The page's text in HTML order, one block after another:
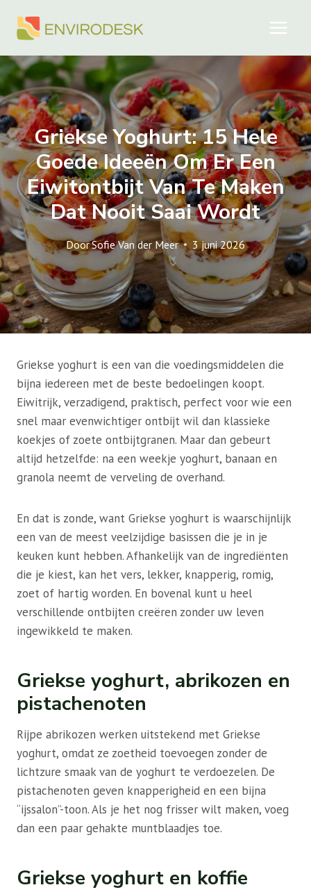
naar
Griekse Yoghurt: 15 Hele
Goede Ideeën Om Er Een
Eiwitontbijt Van Te Maken
Dat Nooit Saai Wordt
DoorSofie Van der Meer 3 juni 2026
Griekse yoghurt is een van die voedingsmiddelen die
bijna iedereen met de beste bedoelingen koopt.
Eiwitrijk, verzadigend, praktisch, perfect voor wie een
snel maar evenwichtiger ontbijt wil dan klassieke
koekjes of zoete ontbijtgranen. Maar dan gebeurt
altijd hetzelfde: na een weekje yoghurt, banaan en
granola neemt de verveling de overhand.
En dat is zonde, want Griekse yoghurt is waarschijnlijk
een van de meest veelzijdige basissen die je in je
keuken kunt hebben. Afhankelijk van de ingrediënten
die je kiest, kan het vers, lekker, knapperig, romig,
zoet of hartig worden. En bovenal kunt u heel
verschillende ontbijten creëren zonder uw leven
ingewikkeld te maken.
Griekse yoghurt, abrikozen en
pistachenoten
Rijpe abrikozen werken uitstekend met Griekse
yoghurt, omdat ze zoetheid toevoegen zonder de
lichtzure smaak van de yoghurt te verdoezelen. De
pistachenoten geven knapperigheid en een bijna
“ijssalon”-toon. Als je het nog frisser wilt maken, voeg
dan een paar gehakte muntblaadjes toe.
Griekse yoghurt en koffie